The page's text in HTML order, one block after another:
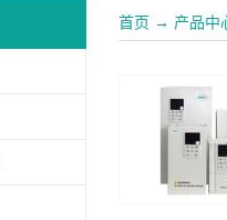
首页 → 产品中